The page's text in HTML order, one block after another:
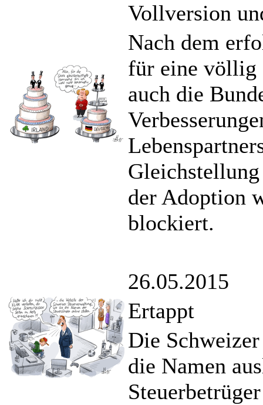
Vollversion
Nach dem
für eine völlig
auch die
der Adoption
blockiert.
26.05.2015
Ertappt
Die
die Namen